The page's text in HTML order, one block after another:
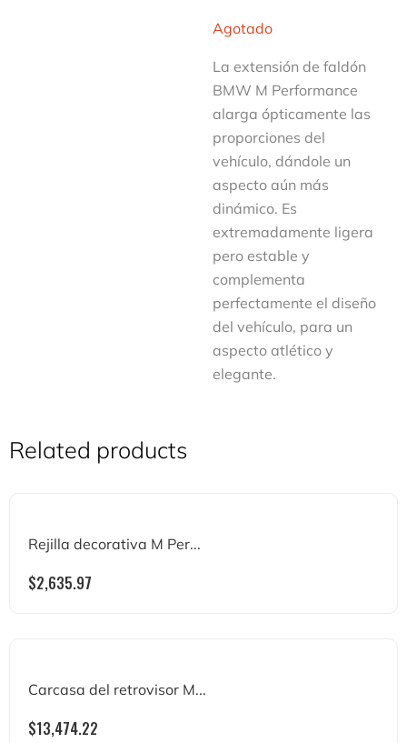
Agotado
La extensión de faldón
BMW M Performance
alarga ópticamente las
proporciones del
vehículo, dándole un
aspecto aún más
dinámico. Es
extremadamente ligera
pero estable y
complementa
perfectamente el diseño
del vehículo, para un
aspecto atlético y
elegante.
Related products
Rejilla decorativa M Per...
$2,635.97
Carcasa del retrovisor M...
$13,474.22